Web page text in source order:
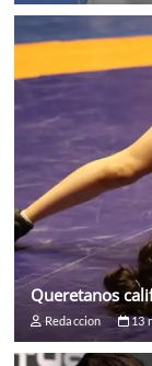
Queretanos
Redaccion 13